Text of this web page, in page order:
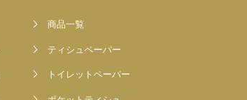
商品一覧
ティシュペーパー
トイレットペーパー